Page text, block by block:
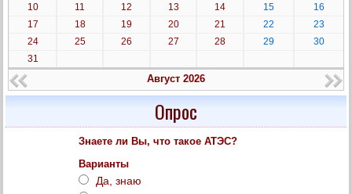
10
11 12 13 14 15
16
17
18 19 20 21 22
23
24
25 26 27 28 29
30
31
Август 2026
Опрос
Знаете ли Вы, что такое АТЭС?
Варианты
Да, знаю